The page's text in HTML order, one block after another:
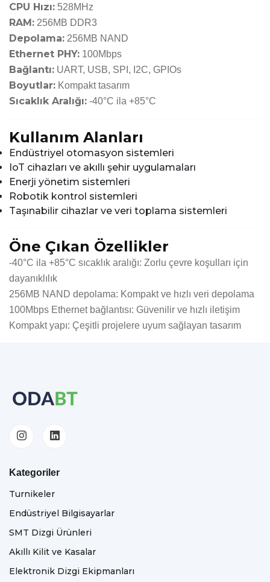
CPU Hızı: 528MHz
RAM: 256MB DDR3
Depolama: 256MB NAND
Ethernet PHY: 100Mbps
Bağlantı: UART, USB, SPI, I2C, GPIOs
Boyutlar: Kompakt tasarım
Sıcaklık Aralığı: -40°C ila +85°C
Kullanım Alanları
Endüstriyel otomasyon sistemleri
IoT cihazları ve akıllı şehir uygulamaları
Enerji yönetim sistemleri
Robotik kontrol sistemleri
Taşınabilir cihazlar ve veri toplama sistemleri
Öne Çıkan Özellikler
-40°C ila +85°C sıcaklık aralığı: Zorlu çevre koşulları için
dayanıklılık
256MB NAND depolama: Kompakt ve hızlı veri depolama
100Mbps Ethernet bağlantısı: Güvenilir ve hızlı iletişim
Kompakt yapı: Çeşitli projelere uyum sağlayan tasarım
Kategoriler
Turnikeler
Endüstriyel Bilgisayarlar
SMT Dizgi Ürünleri
Akıllı Kilit ve Kasalar
Elektronik Dizgi Ekipmanları